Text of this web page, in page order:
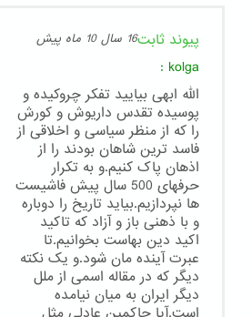
پیوند ثابت16 سال 10 ماه پیش
kolga
:
الله ابهی بیایید تفکر چروکیده و
پوسیده تقدس داریوش و کورش
را که از منظر سیاسی و اخلاقی از
فاسد ترین شاهان بودند را از
اذهان پاک کنیم.و به تکرار
حرفهای 500 سال پیش فاشیست
ها نپردازیم.بیاید تاریخ را دوباره
و با ذهنی باز و آزاد که تاکید
اکید دین بهاست بخوانیم.تا
عبرت آینده مان شود.و یک نکته
دیگر که در مقاله اسمی از ملل
دیگر ایران به میان نیامده